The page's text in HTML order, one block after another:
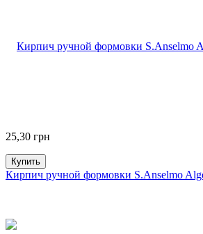
25,30 грн
Купить
Кирпич ручной формовки S.Anselmo